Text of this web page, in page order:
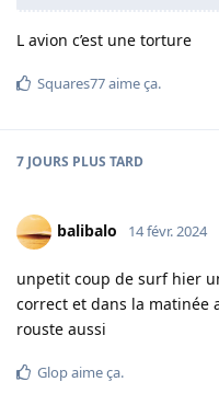
L avion c’est une torture
Squares77aime ça.
7 JOURS PLUS TARD
balibalo 14 févr. 2024
unpetit coup de surf hier
correct et dans la matinée
rouste aussi
Glopaime ça.